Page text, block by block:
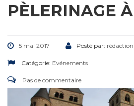
PÈLERINAGE
5 mai 2017 Posté par: rédaction
Catégorie: Evénements
Pas de commentaire